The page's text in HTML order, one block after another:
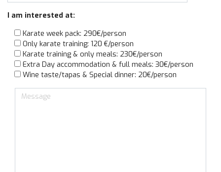
I am interested at:
Karate week pack: 290€/person
Only karate training: 120 €/person
Karate training & only meals: 230€/person
Extra Day accommodation & full meals: 30€/person
Wine taste/tapas & Special dinner: 20€/person